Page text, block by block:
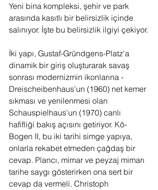
Yeni bina kompleksi, şehir ve park
arasında kasıtlı bir belirsizlik içinde
salınıyor. İşte bu belirsizlik ilgiyi çekiyor.
İki yapı, Gustaf-Gründgens-Platz'a
dinamik bir giriş oluşturarak savaş
sonrası modernizmin ikonlarına -
Dreischeibenhaus'un (1960) net kemer
sıkması ve yenilenmesi olan
Schauspielhaus'un (1970) canlı
hafifliği bakış açısını getiriyor. Kö-
Bogen II, bu iki tarihi simge yapıya,
onlarla rekabet etmeden çağdaş bir
cevap. Plancı, mimar ve peyzaj mimarı
tarihe saygı gösterirken ona sert bir
cevap da vermeli. Christoph